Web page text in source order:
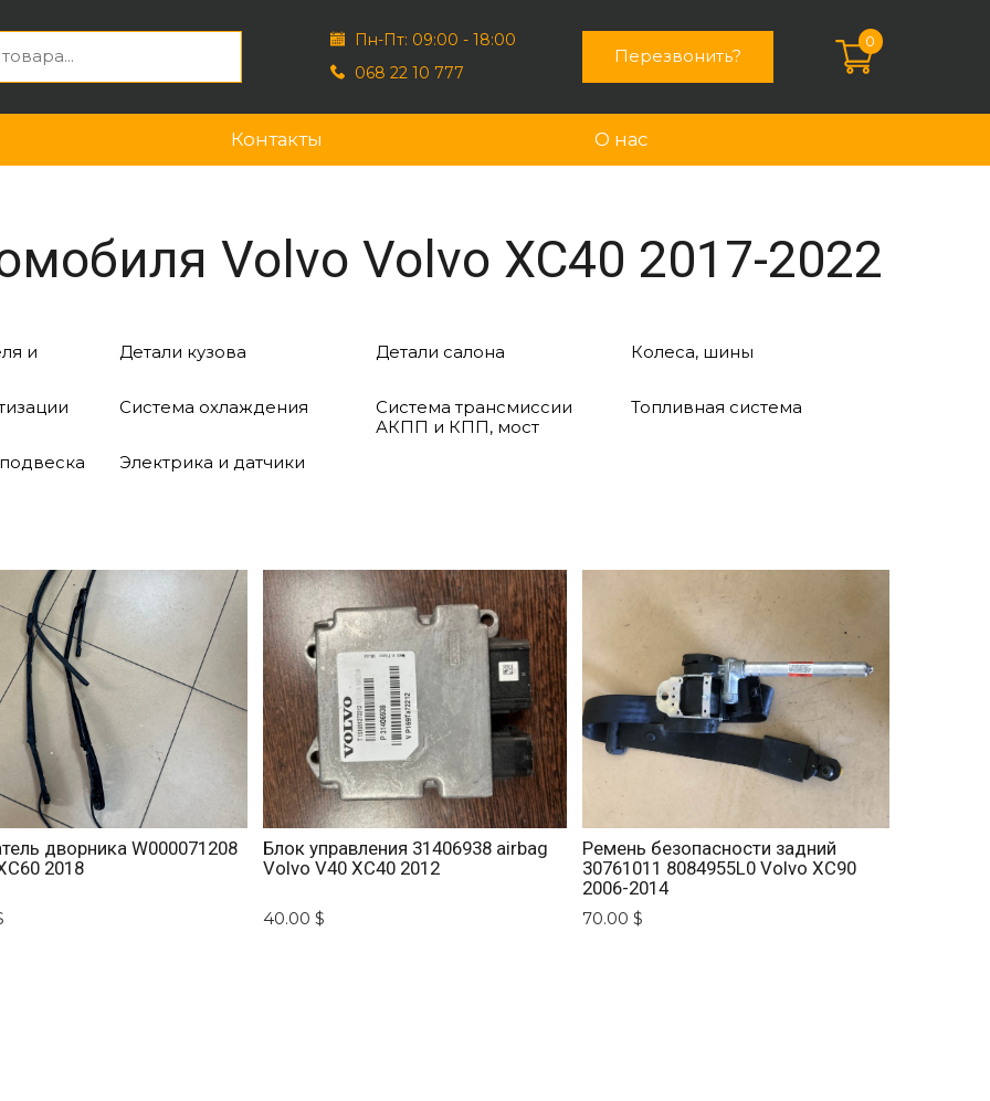
Пн-Пт: 09:00 - 18:00
068 22 10 777
Перезвонить?
0
Контакты О нас
Volvo Volvo XC40 2017-2022
и Детали кузова Детали салона Колеса, шины
Система охлаждения
Система трансмиссии
АКПП и КПП, мост
Топливная система
Электрика и датчики
дворника W000071208
2018
Блок управления 31406938 airbag
Volvo V40 XC40 2012
40.00 $
Ремень безопасности задний
30761011 8084955L0 Volvo XC90
2006-2014
70.00 $